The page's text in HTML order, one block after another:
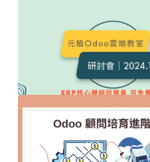
Odoo 研討會｜2024.12 回放
購買後有效期限：2027-08-08
706
12
Odoo 研討會｜2024.11 回放
購買後有效期限：2027-08-08